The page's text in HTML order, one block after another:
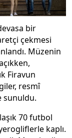
bir
çekmesi
Müzenin
Firavun
resmî
sunuldu.
70 futbol
kaplı.